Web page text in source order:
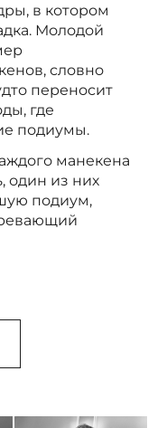
в котором
Молодой
словно
переносит
где
подиумы.
манекена
один из них
подиум,